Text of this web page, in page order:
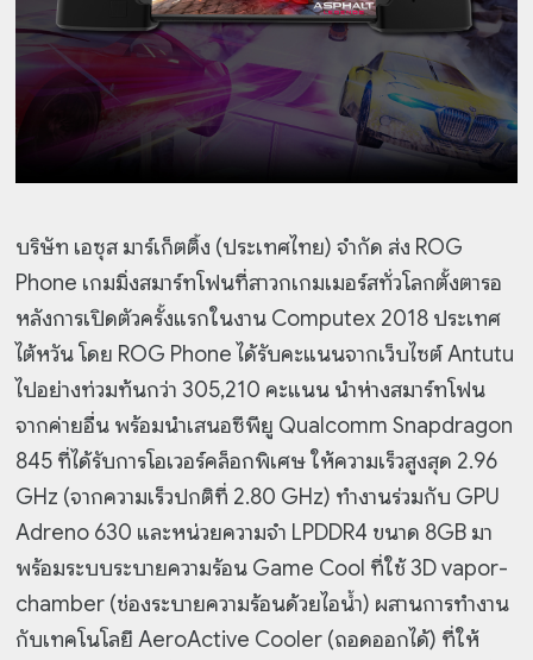
บริษัท เอซุส มาร์เก็ตติ้ง (ประเทศไทย) จำกัด ส่ง ROG
Phone เกมมิ่งสมาร์ทโฟนที่สาวกเกมเมอร์สทั่วโลกตั้งตารอ
หลังการเปิดตัวครั้งแรกในงาน Computex 2018 ประเทศ
ไต้หวัน โดย ROG Phone ได้รับคะแนนจากเว็บไซต์ Antutu
ไปอย่างท่วมท้นกว่า 305,210 คะแนน นำห่างสมาร์ทโฟน
จากค่ายอื่น พร้อมนำเสนอซีพียู Qualcomm Snapdragon
845 ที่ได้รับการโอเวอร์คล็อกพิเศษ ให้ความเร็วสูงสุด 2.96
GHz (จากความเร็วปกติที่ 2.80 GHz) ทำงานร่วมกับ GPU
Adreno 630 และหน่วยความจำ LPDDR4 ขนาด 8GB มา
พร้อมระบบระบายความร้อน Game Cool ที่ใช้ 3D vapor-
chamber (ช่องระบายความร้อนด้วยไอน้ำ) ผสานการทำงาน
กับเทคโนโลยี AeroActive Cooler (ถอดออกได้) ที่ให้